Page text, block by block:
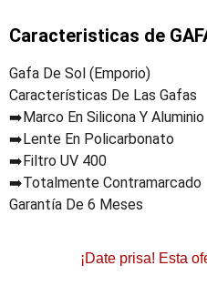
Caracteristicas de
Gafa De Sol (emporio)
Características De Las Gafas
➡️Marco En Silicona Y Aluminio
➡️Lente En Policarbonato
➡️Filtro UV 400
➡️Totalmente Contramarcado
Garantía De 6 Meses
¡Date prisa! Esta